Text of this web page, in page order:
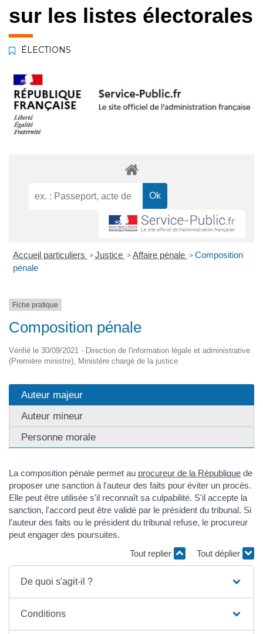
sur les listes électorales
ÉLECTIONS
Accueil particuliers > Justice > Affaire pénale > Composition
pénale
Fiche pratique
Composition pénale
Vérifié le 30/09/2021 - Direction de l'information légale et administrative
(Première ministre), Ministère chargé de la justice
Auteur majeur
Auteur mineur
Personne morale
La composition pénale permet au procureur de la République de
proposer une sanction à l'auteur des faits pour éviter un procès.
Elle peut être utilisée s'il reconnaît sa culpabilité. S'il accepte la
sanction, l'accord peut être validé par le président du tribunal. Si
l'auteur des faits ou le président du tribunal refuse, le procureur
peut engager des poursuites.
Tout replier
Tout déplier
De quoi s'agit-il ?
Conditions